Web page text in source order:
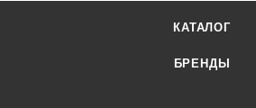
КАТАЛОГ
БРЕНДЫ